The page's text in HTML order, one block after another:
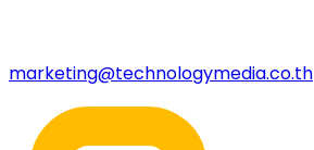
marketing@technologymedia.co.th